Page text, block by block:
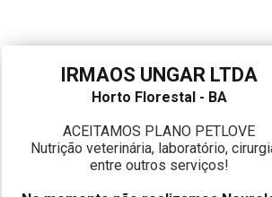
IRMAOS UNGAR LTDA
Horto Florestal - BA
ACEITAMOS PLANO PETLOVE
Nutrição veterinária, laboratório,
entre outros serviços!